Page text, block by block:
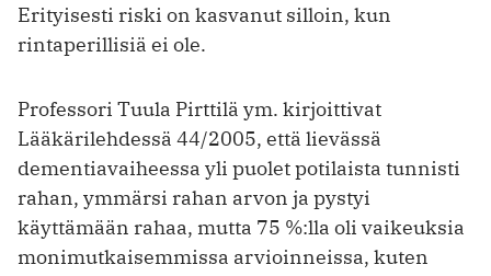
Erityisesti riski on kasvanut silloin, kun
rintaperillisiä ei ole.
Professori Tuula Pirttilä ym. kirjoittivat
Lääkärilehdessä 44/2005, että lievässä
dementiavaiheessa yli puolet potilaista tunnisti
rahan, ymmärsi rahan arvon ja pystyi
käyttämään rahaa, mutta 75 %:lla oli vaikeuksia
monimutkaisemmissa arvioinneissa, kuten